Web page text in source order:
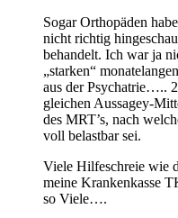
Sogar Orthopäden
nicht richtig
behandelt. Ich war ja
„starken“
aus der Psychatrie…..
gleichen Aussagey-
des MRT’s, nach
voll belastbar sei.
Viele Hilfeschreie wie
meine Krankenkasse
so Viele….